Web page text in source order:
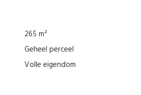
u vrijblijvend aangeboden. Over de
265 m²
Geheel perceel
Volle eigendom